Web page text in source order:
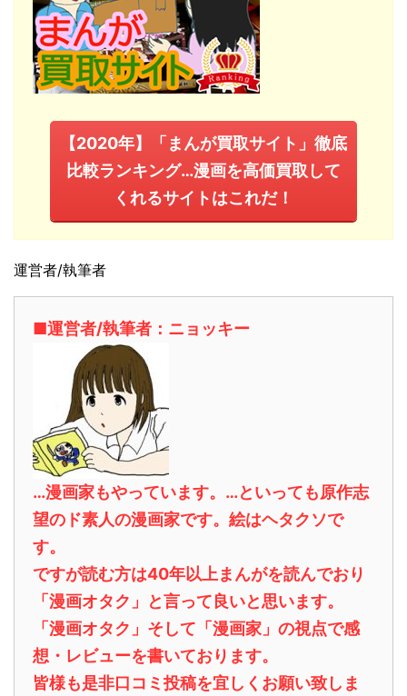
【2020年】「まんが買取サイト」徹底
比較ランキング…漫画を高価買取して
くれるサイトはこれだ！
運営者/執筆者
■運営者/執筆者：ニョッキー
…漫画家もやっています。…といっても原作志
望のド素人の漫画家です。絵はヘタクソで
す。
ですが読む方は40年以上まんがを読んでおり
「漫画オタク」と言って良いと思います。
「漫画オタク」そして「漫画家」の視点で感
想・レビューを書いております。
皆様も是非口コミ投稿を宜しくお願い致しま